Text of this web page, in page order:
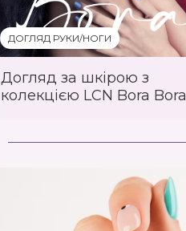
ДОГЛЯД РУКИ/НОГИ
Догляд за шкірою з
колекцією LCN Bora Bora